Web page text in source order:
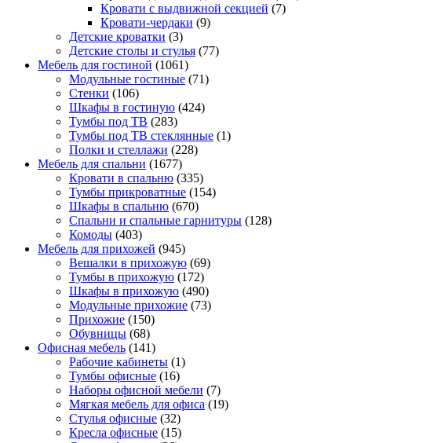
Кровати с выдвижной секцией (7)
Кровати-чердаки (9)
Детские кроватки (3)
Детские столы и стулья (77)
Мебель для гостиной (1061)
Модульные гостиные (71)
Стенки (106)
Шкафы в гостиную (424)
Тумбы под ТВ (283)
Тумбы под ТВ стеклянные (1)
Полки и стеллажи (228)
Мебель для спальни (1677)
Кровати в спальню (335)
Тумбы прикроватные (154)
Шкафы в спальню (670)
Спальни и спальные гарнитуры (128)
Комоды (403)
Мебель для прихожей (945)
Вешалки в прихожую (69)
Тумбы в прихожую (172)
Шкафы в прихожую (490)
Модульные прихожие (73)
Прихожие (150)
Обувницы (68)
Офисная мебель (141)
Рабочие кабинеты (1)
Тумбы офисные (16)
Наборы офисной мебели (7)
Мягкая мебель для офиса (19)
Стулья офисные (32)
Кресла офисные (15)